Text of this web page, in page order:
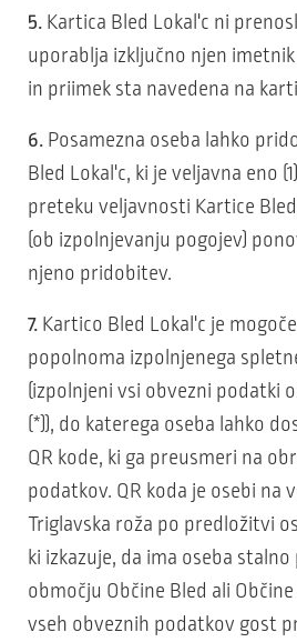
5. Kartica Bled Lokal'c ni
uporablja izključno njen
in priimek sta navedena na
6. Posamezna oseba lahko
Bled Lokal'c, ki je veljavna eno
preteku veljavnosti Kartice
(ob izpolnjevanju pogojev)
njeno pridobitev.
7. Kartico Bled Lokal'c je
popolnoma izpolnjenega
(izpolnjeni vsi obvezni podatki
(*)), do katerega oseba lahko
QR kode, ki ga preusmeri na
podatkov. QR koda je osebi na
Triglavska roža po predložitvi
ki izkazuje, da ima oseba
območju Občine Bled ali
vseh obveznih podatkov gost